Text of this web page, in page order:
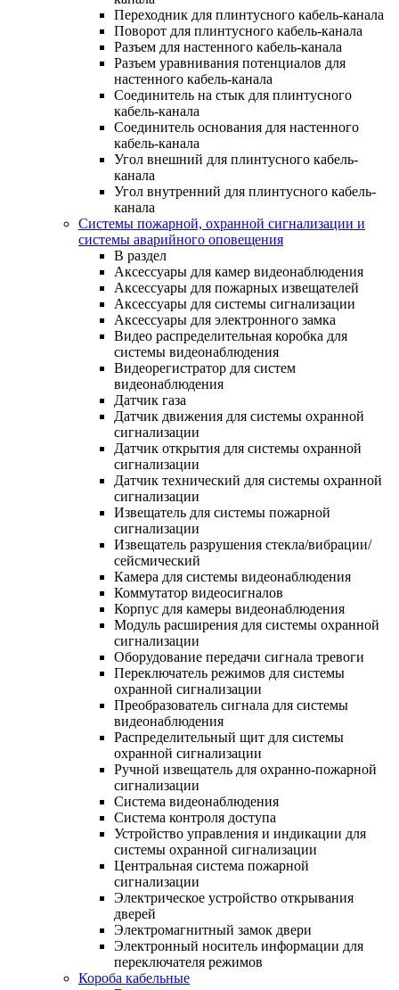
Переходник для плинтусного кабель-канала
Поворот для плинтусного кабель-канала
Разъем для настенного кабель-канала
Разъем уравнивания потенциалов для
настенного кабель-канала
Соединитель на стык для плинтусного
кабель-канала
Соединитель основания для настенного
кабель-канала
Угол внешний для плинтусного кабель-
канала
Угол внутренний для плинтусного кабель-
канала
Системы пожарной, охранной сигнализации и
системы аварийного оповещения
В раздел
Аксессуары для камер видеонаблюдения
Аксессуары для пожарных извещателей
Аксессуары для системы сигнализации
Аксессуары для электронного замка
Видео распределительная коробка для
системы видеонаблюдения
Видеорегистратор для систем
видеонаблюдения
Датчик газа
Датчик движения для системы охранной
сигнализации
Датчик открытия для системы охранной
сигнализации
Датчик технический для системы охранной
сигнализации
Извещатель для системы пожарной
сигнализации
Извещатель разрушения стекла/вибрации/
сейсмический
Камера для системы видеонаблюдения
Коммутатор видеосигналов
Корпус для камеры видеонаблюдения
Модуль расширения для системы охранной
сигнализации
Оборудование передачи сигнала тревоги
Переключатель режимов для системы
охранной сигнализации
Преобразователь сигнала для системы
видеонаблюдения
Распределительный щит для системы
охранной сигнализации
Ручной извещатель для охранно-пожарной
сигнализации
Система видеонаблюдения
Система контроля доступа
Устройство управления и индикации для
системы охранной сигнализации
Центральная система пожарной
сигнализации
Электрическое устройство открывания
дверей
Электромагнитный замок двери
Электронный носитель информации для
переключателя режимов
Короба кабельные